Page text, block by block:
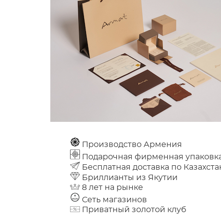
Производство Армения
Подарочная фирменная
Бесплатная доставка по
Бриллианты из Якутии
8 лет на рынке
Сеть магазинов
Приватный золотой клуб